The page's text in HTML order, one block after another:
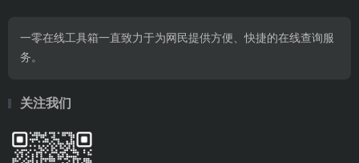
一零在线工具箱一直致力于为网民提供方便、快捷的在线查询服
务。
关注我们